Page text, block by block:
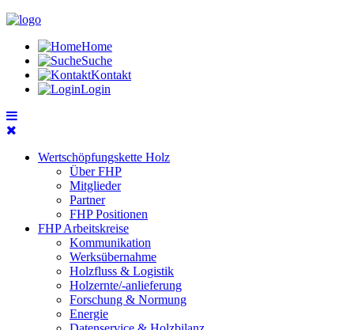
Home
Suche
Kontakt
Login
Wertschöpfungskette Holz
Über FHP
Mitglieder
Partner
FHP Positionen
FHP Arbeitskreise
Kommunikation
Werksübernahme
Holzfluss & Logistik
Holzernte/-anlieferung
Forschung & Normung
Energie